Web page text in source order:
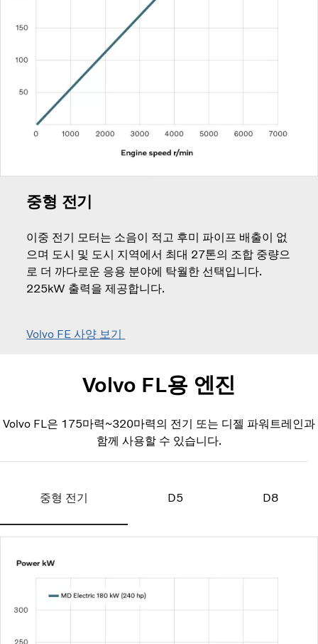
중형 전기
이중 전기 모터는 소음이 적고 후미 파이프 배출이 없
으며 도시 및 도시 지역에서 최대 27톤의 조합 중량으
로 더 까다로운 응용 분야에 탁월한 선택입니다.
225kW 출력을 제공합니다.
Volvo FE 사양 보기
Volvo FL용 엔진
Volvo FL은 175마력~320마력의 전기 또는 디젤 파워트레인과
함께 사용할 수 있습니다.
중형 전기 D5 D8